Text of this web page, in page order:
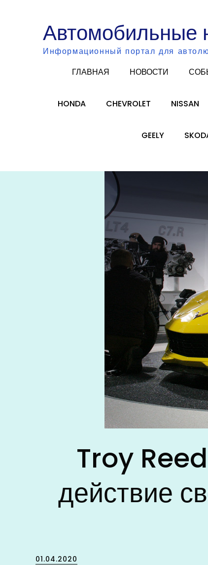
Автомобильные
Информационный портал для
ГЛАВНАЯ НОВОСТИ
HONDA CHEVROLET NISSAN
GEELY
Troy
действие
Posted
01.04.2020